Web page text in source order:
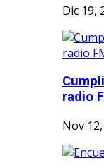
Dic 19,
radio
Nov